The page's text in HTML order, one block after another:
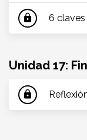
lock 6 claves
Unidad 17:
lock